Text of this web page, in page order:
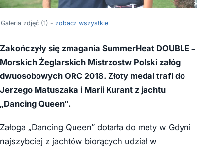
Galeria zdjęć (1) - zobacz wszystkie
Zakończyły się zmagania SummerHeat DOUBLE –
Morskich Żeglarskich Mistrzostw Polski załóg
dwuosobowych ORC 2018. Złoty medal trafi do
Jerzego Matuszaka i Marii Kurant z jachtu
„Dancing Queen”.
Załoga „Dancing Queen” dotarła do mety w Gdyni
najszybciej z jachtów biorących udział w